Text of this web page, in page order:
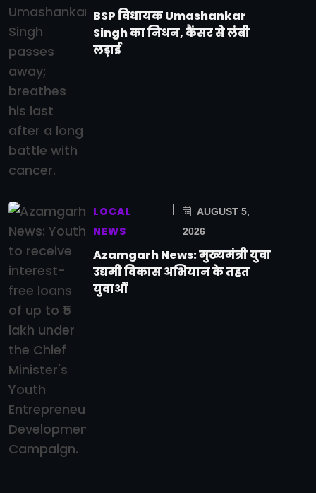
BSP विधायक Umashankar
Singh का निधन, कैंसर से लंबी
लड़ाई
LOCAL
NEWS
AUGUST 5,
2026
Azamgarh News: मुख्यमंत्री युवा
उद्यमी विकास अभियान के तहत
युवाओं